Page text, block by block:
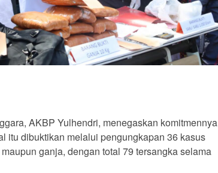
AKBP Yulhendri, menegaskan komitmennya
itu dibuktikan melalui pengungkapan 36 kasus
ganja, dengan total 79 tersangka selama